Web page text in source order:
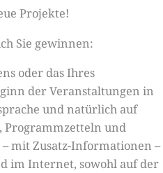
Projekte!
Sie gewinnen:
oder das Ihres
der Veranstaltungen in
und natürlich auf
Programmzetteln und
mit Zusatz-Informationen –
im Internet, sowohl auf der